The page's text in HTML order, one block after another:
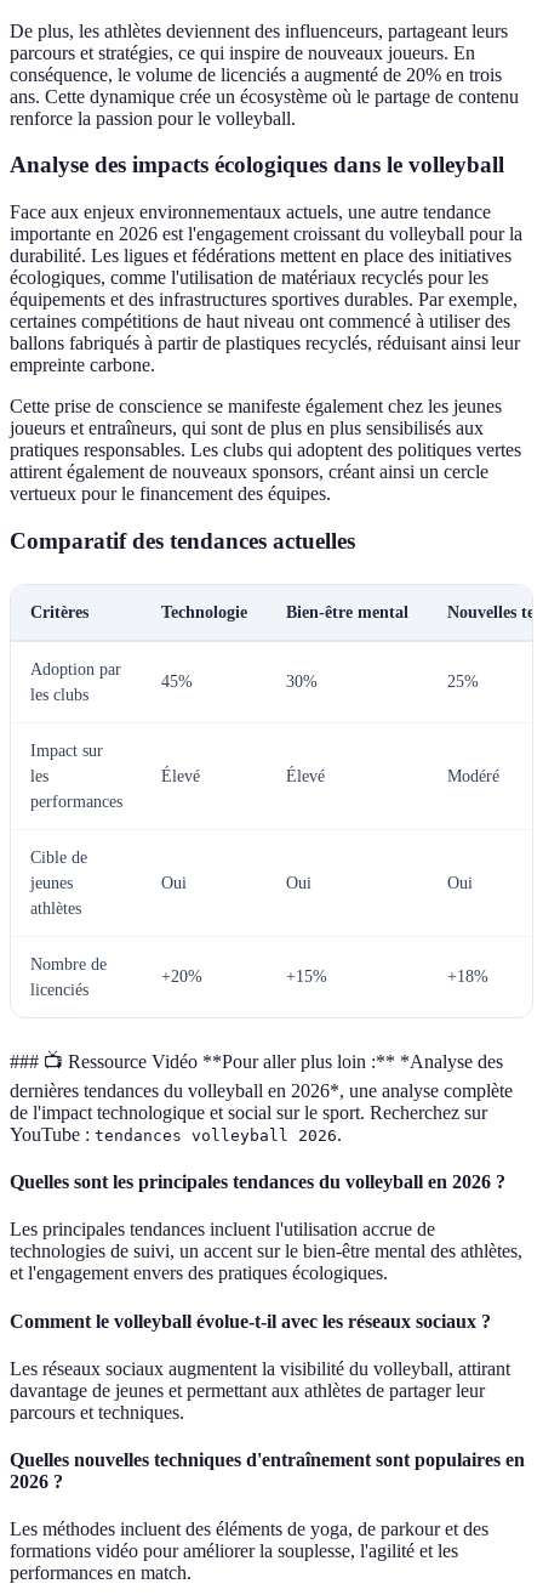
De plus, les athlètes deviennent des influenceurs, partageant leurs
parcours et stratégies, ce qui inspire de nouveaux joueurs. En
conséquence, le volume de licenciés a augmenté de 20% en trois
ans. Cette dynamique crée un écosystème où le partage de contenu
renforce la passion pour le volleyball.
Analyse des impacts écologiques dans le volleyball
Face aux enjeux environnementaux actuels, une autre tendance
importante en 2026 est l'engagement croissant du volleyball pour la
durabilité. Les ligues et fédérations mettent en place des initiatives
écologiques, comme l'utilisation de matériaux recyclés pour les
équipements et des infrastructures sportives durables. Par exemple,
certaines compétitions de haut niveau ont commencé à utiliser des
ballons fabriqués à partir de plastiques recyclés, réduisant ainsi leur
empreinte carbone.
Cette prise de conscience se manifeste également chez les jeunes
joueurs et entraîneurs, qui sont de plus en plus sensibilisés aux
pratiques responsables. Les clubs qui adoptent des politiques vertes
attirent également de nouveaux sponsors, créant ainsi un cercle
vertueux pour le financement des équipes.
Comparatif des tendances actuelles
Critères Technologie Bien-être mental Nouvelles
Adoption par
les clubs
45% 30% 25%
Impact sur
les
performances
Élevé Élevé Modéré
Cible de
jeunes
athlètes
Oui Oui Oui
Nombre de
licenciés
+20% +15% +18%
### 📺 Ressource Vidéo **Pour aller plus loin :** *Analyse des
dernières tendances du volleyball en 2026*, une analyse complète
de l'impact technologique et social sur le sport. Recherchez sur
YouTube : tendances volleyball 2026.
Quelles sont les principales tendances du volleyball en 2026 ?
Les principales tendances incluent l'utilisation accrue de
technologies de suivi, un accent sur le bien-être mental des athlètes,
et l'engagement envers des pratiques écologiques.
Comment le volleyball évolue-t-il avec les réseaux sociaux ?
Les réseaux sociaux augmentent la visibilité du volleyball, attirant
davantage de jeunes et permettant aux athlètes de partager leur
parcours et techniques.
Quelles nouvelles techniques d'entraînement sont populaires en
2026 ?
Les méthodes incluent des éléments de yoga, de parkour et des
formations vidéo pour améliorer la souplesse, l'agilité et les
performances en match.